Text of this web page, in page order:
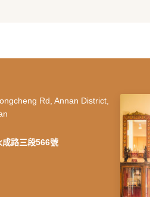
Rd, Annan District,
成路三段566號